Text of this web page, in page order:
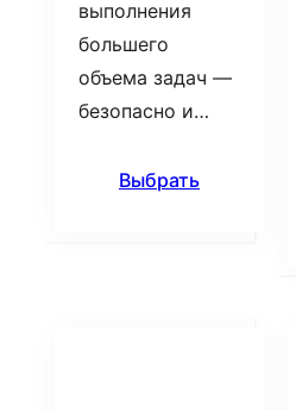
выполнения
большего
объема задач —
безопасно и…
Выбрать